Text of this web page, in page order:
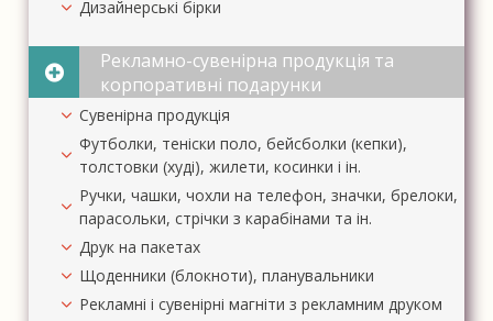
Дизайнерські бірки
Рекламно-сувенірна продукція та
корпоративні подарунки
Сувенірна продукція
Футболки, теніски поло, бейсболки (кепки),
толстовки (худі), жилети, косинки і ін.
Ручки, чашки, чохли на телефон, значки, брелоки,
парасольки, стрічки з карабінами та ін.
Друк на пакетах
Щоденники (блокноти), планувальники
Рекламні і сувенірні магніти з рекламним друком